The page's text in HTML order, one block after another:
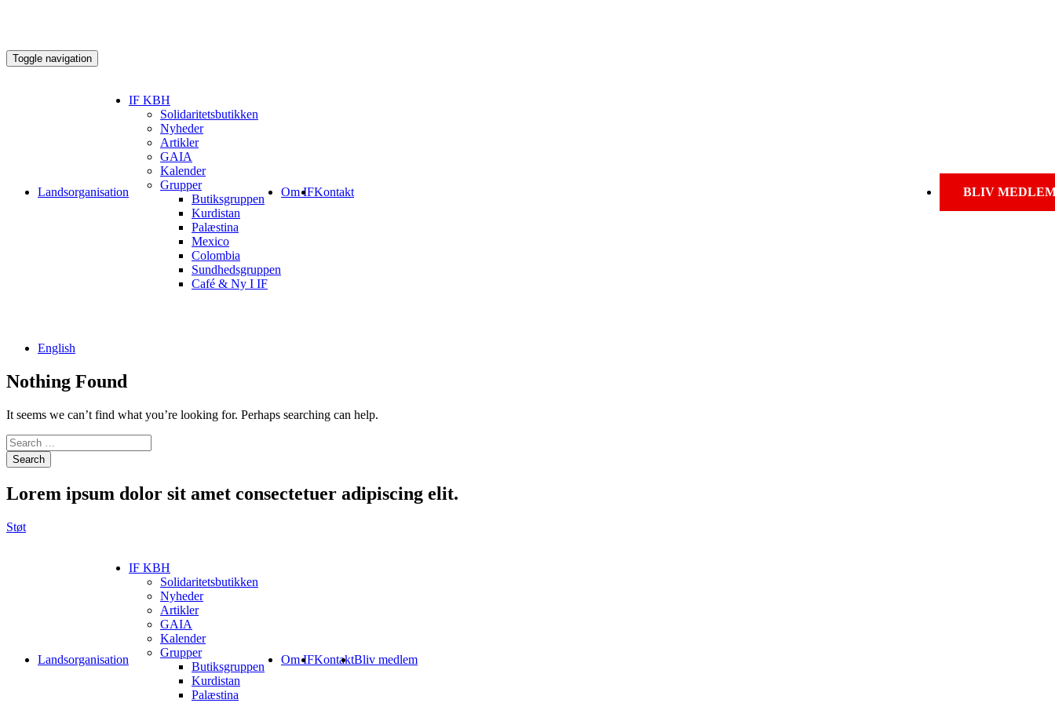
Toggle navigation
Landsorganisation
IF KBH
Solidaritetsbutikken
Nyheder
Artikler
GAIA
Kalender
Grupper
Butiksgruppen
Kurdistan
Palæstina
Mexico
Colombia
Sundhedsgruppen
Café & Ny I IF
Om IFKontakt BLIV
English
Nothing Found
It seems we can’t find what you’re looking for. Perhaps searching can help.
Search
Lorem ipsum dolor sit amet consectetuer adipiscing elit.
Støt
Landsorganisation
IF KBH
Solidaritetsbutikken
Nyheder
Artikler
GAIA
Kalender
Grupper
Butiksgruppen
Kurdistan
Palæstina
Om IFKontaktBliv medlem